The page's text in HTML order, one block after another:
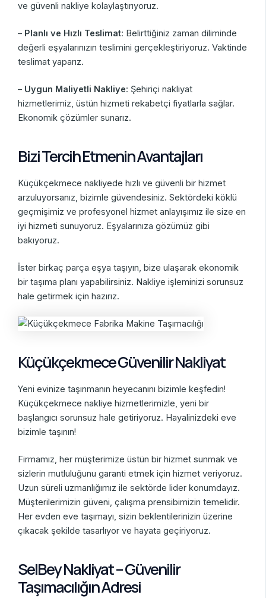
ve güvenli nakliye kolaylaştırıyoruz.
– Planlı ve Hızlı Teslimat: Belirttiğiniz zaman diliminde
değerli eşyalarınızın teslimini gerçekleştiriyoruz. Vaktinde
teslimat yaparız.
– Uygun Maliyetli Nakliye: Şehiriçi nakliyat
hizmetlerimiz, üstün hizmeti rekabetçi fiyatlarla sağlar.
Ekonomik çözümler sunarız.
Bizi Tercih Etmenin Avantajları
Küçükçekmece nakliyede hızlı ve güvenli bir hizmet
arzuluyorsanız, bizimle güvendesiniz. Sektördeki köklü
geçmişimiz ve profesyonel hizmet anlayışımız ile size en
iyi hizmeti sunuyoruz. Eşyalarınıza gözümüz gibi
bakıyoruz.
İster birkaç parça eşya taşıyın, bize ulaşarak ekonomik
bir taşıma planı yapabilirsiniz. Nakliye işleminizi sorunsuz
hale getirmek için hazırız.
Küçükçekmece Güvenilir Nakliyat
Yeni evinize taşınmanın heyecanını bizimle keşfedin!
Küçükçekmece nakliye hizmetlerimizle, yeni bir
başlangıcı sorunsuz hale getiriyoruz. Hayalinizdeki eve
bizimle taşının!
Firmamız, her müşterimize üstün bir hizmet sunmak ve
sizlerin mutluluğunu garanti etmek için hizmet veriyoruz.
Uzun süreli uzmanlığımız ile sektörde lider konumdayız.
Müşterilerimizin güveni, çalışma prensibimizin temelidir.
Her evden eve taşımayı, sizin beklentilerinizin üzerine
çıkacak şekilde tasarlıyor ve hayata geçiriyoruz.
SelBey Nakliyat – Güvenilir
Taşımacılığın Adresi